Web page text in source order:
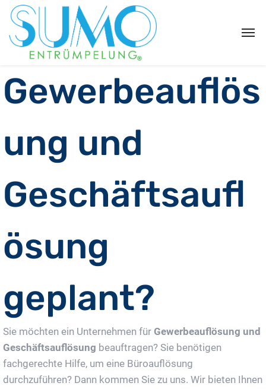
Gewerbeauflös
ung und
Geschäftsaufl
ösung
geplant?
Sie möchten ein Unternehmen für Gewerbeauflösung und
Geschäftsauflösung beauftragen? Sie benötigen
fachgerechte Hilfe, um eine Büroauflösung
durchzuführen? Dann kommen Sie zu uns. Wir bieten Ihnen